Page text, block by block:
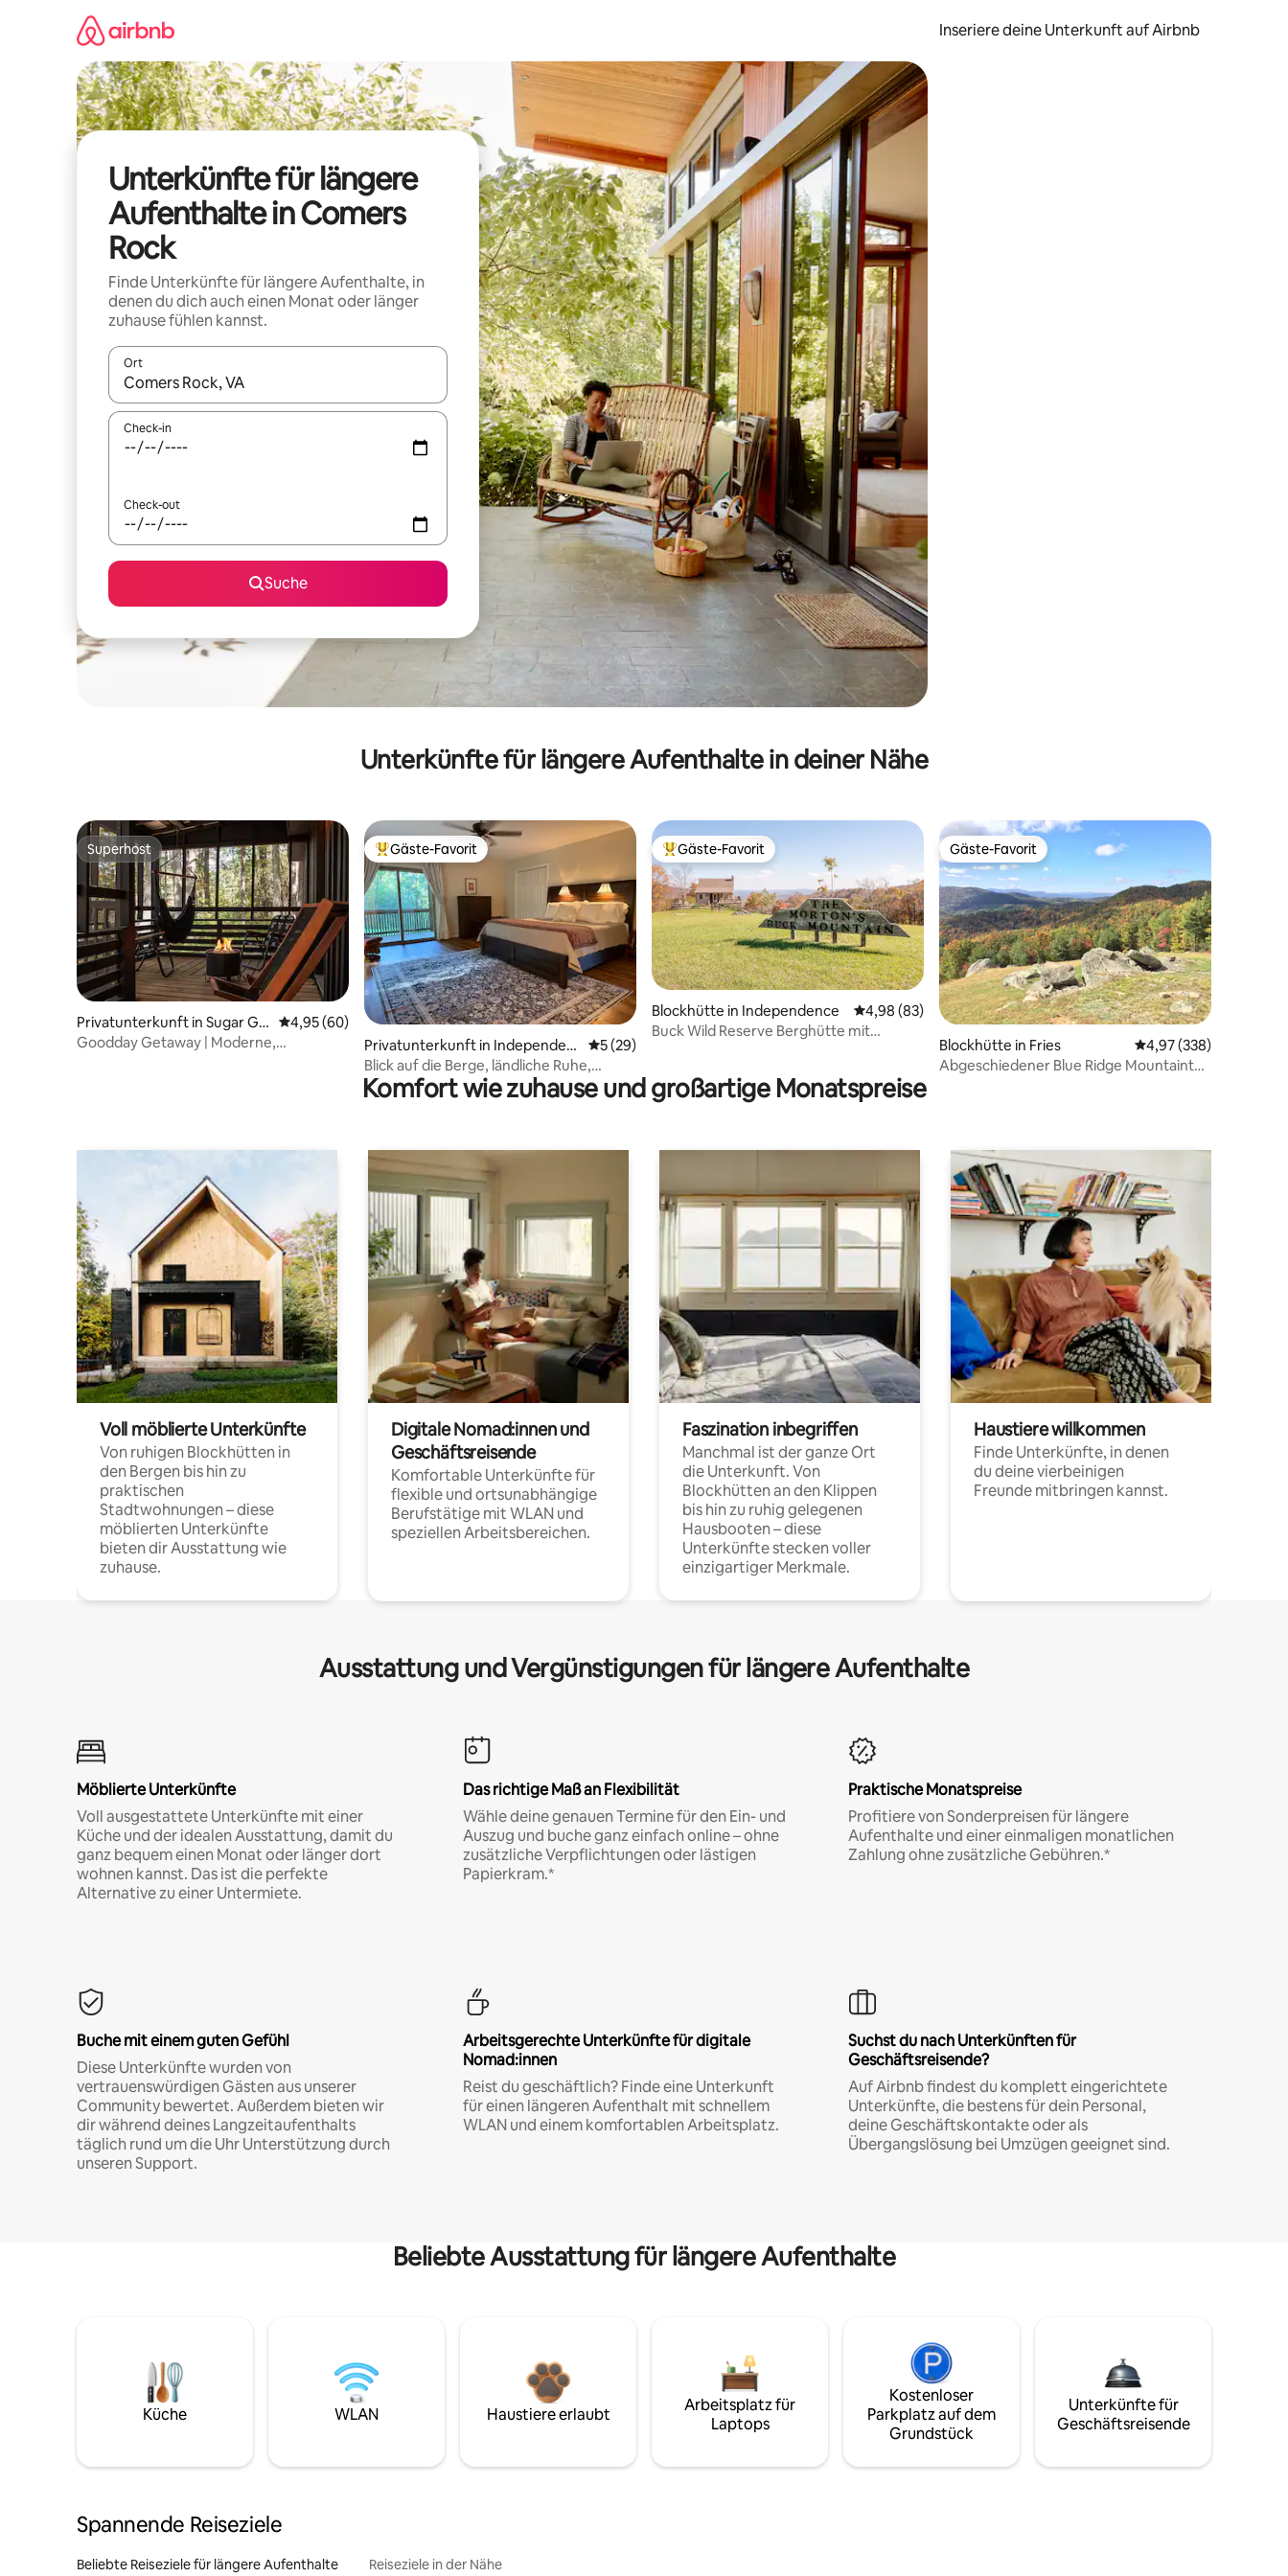
Inseriere deine Unterkunft auf Airbnb
Unterkünfte für längere
Aufenthalte in Comers
Rock
Finde Unterkünfte für längere Aufenthalte, in
denen du dich auch einen Monat oder länger
zuhause fühlen kannst.
Ort
Wenn Ergebnisse verfügbar sind, navigiere mit den Pfeiltasten nach oben und unten oder erkunde die Ergebnisse durch Berühren oder Wischgesten.
Check-in
Check-out
Suche
Unterkünfte für längere Aufenthalte in deiner Nähe
Superhost
Superhost
Privatunterkunft in Sugar Gr
ove
Durchschnittliche Bewertung: 4,95 von 5, 60 Bewertungen
4,95 (60)
Goodday Getaway | Moderne,
Beliebter Gäste-Favorit.
Gäste-Favorit
Privatunterkunft in Independen
ce
Durchschnittliche Bewertung: 5 von 5, 29 Bewertungen
5 (29)
Blick auf die Berge, ländliche Ruhe,
städtische Bequemlichkeit
Beliebter Gäste-Favorit.
Gäste-Favorit
Blockhütte in Independence Durchschnittliche Bewertung: 4,98 von 5, 83 Bewertungen
4,98 (83)
Buck Wild Reserve Berghütte mit
Gäste-Favorit
Gäste-Favorit
Blockhütte in Fries Durchschnittliche
4,97 (338)
Abgeschiedener Blue Ridge Mountaintop
Komfort wie zuhause und großartige Monatspreise
Voll möblierte Unterkünfte
Von ruhigen Blockhütten in
den Bergen bis hin zu
praktischen
Stadtwohnungen – diese
möblierten Unterkünfte
bieten dir Ausstattung wie
zuhause.
Digitale Nomad:innen und
Geschäftsreisende
Komfortable Unterkünfte für
flexible und ortsunabhängige
Berufstätige mit WLAN und
speziellen Arbeitsbereichen.
Faszination inbegriffen
Manchmal ist der ganze Ort
die Unterkunft. Von
Blockhütten an den Klippen
bis hin zu ruhig gelegenen
Hausbooten – diese
Unterkünfte stecken voller
einzigartiger Merkmale.
Haustiere willkommen
Finde Unterkünfte, in denen
du deine vierbeinigen
Freunde mitbringen kannst.
Ausstattung und Vergünstigungen für längere Aufenthalte
Möblierte Unterkünfte
Voll ausgestattete Unterkünfte mit einer
Küche und der idealen Ausstattung, damit du
ganz bequem einen Monat oder länger dort
wohnen kannst. Das ist die perfekte
Alternative zu einer Untermiete.
Das richtige Maß an Flexibilität
Wähle deine genauen Termine für den Ein- und
Auszug und buche ganz einfach online – ohne
zusätzliche Verpflichtungen oder lästigen
Papierkram.*
Praktische Monatspreise
Profitiere von Sonderpreisen für längere
Aufenthalte und einer einmaligen monatlichen
Zahlung ohne zusätzliche Gebühren.*
Buche mit einem guten Gefühl
Diese Unterkünfte wurden von
vertrauenswürdigen Gästen aus unserer
Community bewertet. Außerdem bieten wir
dir während deines Langzeitaufenthalts
täglich rund um die Uhr Unterstützung durch
unseren Support.
Arbeitsgerechte Unterkünfte für digitale
Nomad:innen
Reist du geschäftlich? Finde eine Unterkunft
für einen längeren Aufenthalt mit schnellem
WLAN und einem komfortablen Arbeitsplatz.
Suchst du nach Unterkünften für
Geschäftsreisende?
Auf Airbnb findest du komplett eingerichtete
Unterkünfte, die bestens für dein Personal,
deine Geschäftskontakte oder als
Übergangslösung bei Umzügen geeignet sind.
Beliebte Ausstattung für längere Aufenthalte
Küche WLAN Haustiere erlaubt
Arbeitsplatz für
Laptops
Kostenloser
Parkplatz auf dem
Grundstück
Unterkünfte für
Geschäftsreisende
Spannende Reiseziele
Beliebte Reiseziele für längere Aufenthalte Reiseziele in der Nähe